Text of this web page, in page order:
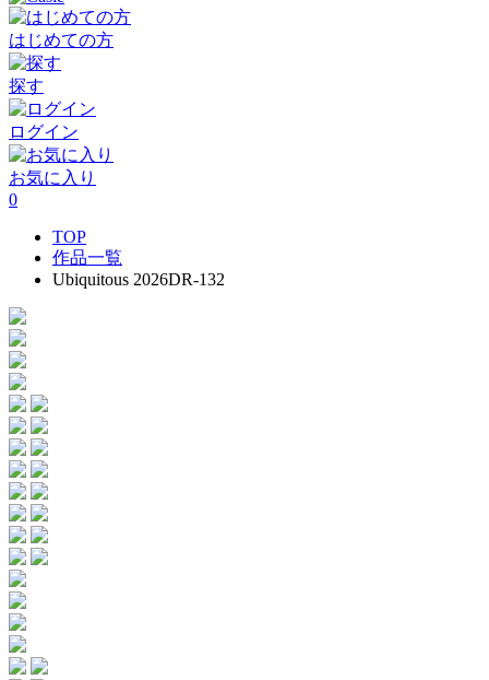
はじめての方
探す
ログイン
お気に入り
0
TOP
作品一覧
Ubiquitous 2026DR-132